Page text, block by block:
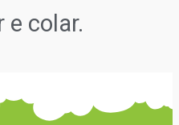
e colar.